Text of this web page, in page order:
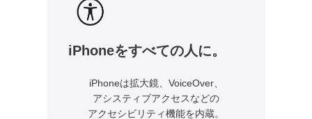
iPhoneをすべての人に。
iPhoneは拡大鏡、VoiceOver、
アシスティブアクセスなどの
アクセシビリティ機能を内蔵。